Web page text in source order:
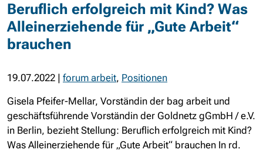
Beruflich erfolgreich mit Kind? Was
Alleinerziehende für „Gute Arbeit“
brauchen
19.07.2022 | forum arbeit, Positionen
Gisela Pfeifer-Mellar, Vorständin der bag arbeit und
geschäftsführende Vorständin der Goldnetz gGmbH / e.V.
in Berlin, bezieht Stellung: Beruflich erfolgreich mit Kind?
Was Alleinerziehende für „Gute Arbeit“ brauchen In rd.